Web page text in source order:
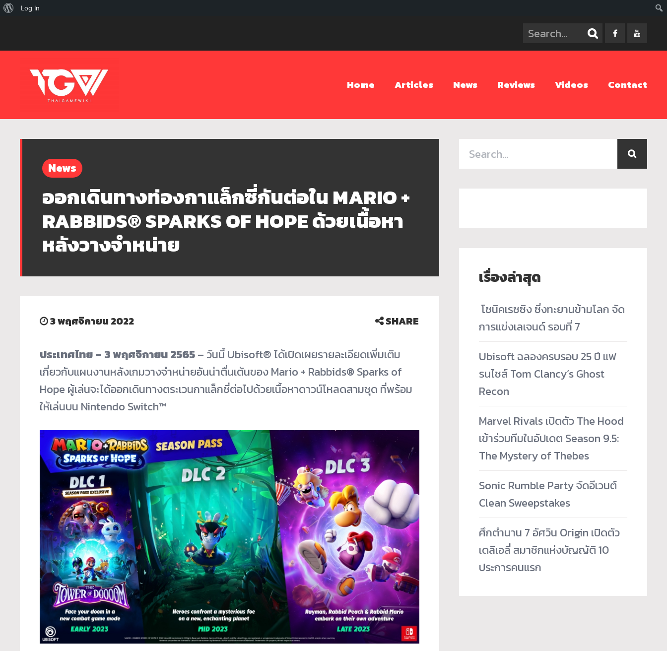
Home Articles News Reviews Videos Contact
News
ออกเดินทางท่องกาแล็กซี่กันต่อใน MARIO +
RABBIDS® SPARKS OF HOPE ด้วยเนื้อหา
หลังวางจำหน่าย
3 พฤศจิกายน 2022 SHARE
ประเทศไทย– 3พฤศจิกายน2565– วันนี้ Ubisoft®ได้เปิดเผยรายละเอียดเพิ่มเติม
เกี่ยวกับแผนงานหลังเกมวางจำหน่ายอันน่าตื่นเต้นของ Mario + Rabbids® Sparks of
Hope ผู้เล่นจะได้ออกเดินทางตระเวนกาแล็กซี่ต่อไปด้วยเนื้อหาดาวน์โหลดสามชุด ที่พร้อม
ให้เล่นบน Nintendo Switch™
เรื่องล่าสุด
­ โซนิคเรซซิง ซิ่งทะยานข้ามโลก จัด
การแข่งเลเจนด์ รอบที่ 7
Ubisoft ฉลองครบรอบ 25 ปี แฟ
รนไชส์ Tom Clancy’s Ghost
Recon
Marvel Rivals เปิดตัว The Hood
เข้าร่วมทีมในอัปเดต Season 9.5:
The Mystery of Thebes
Sonic Rumble Party จัดอีเวนต์
Clean Sweepstakes
ศึกตำนาน 7 อัศวิน Origin เปิดตัว
เดลิเอลี่ สมาชิกแห่งบัญญัติ 10
ประการคนแรก
เกี่ยวLog In